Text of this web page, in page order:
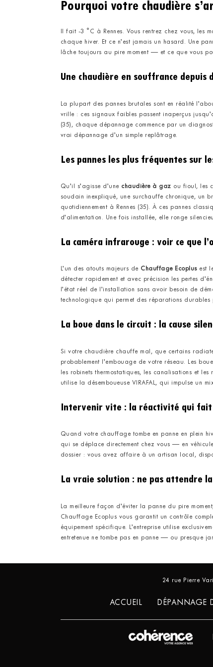
Pourquoi votre chaudière
Il fait -3 °C à Rennes. Vous rentrez chez vous, les
chaque hiver. Et ce n’est jamais un hasard. Une
lâche toujours au pire moment — et ce que vous
Une chaudière en souffrance depuis
La plupart des pannes brutales sont en réalité
vrille : ces signaux faibles passent inaperçus
(35), chaque dépannage commence par un
vrai dépannage d’un simple replâtrage.
Les pannes les plus fréquentes sur
Qu’il s’agisse d’une chaudière à gaz ou fioul, les
soudain inexpliqué, une surchauffe chronique, un
quotidiennement à Rennes (35). À ces pannes
d’alimentation. Une fois installée, elle ronge
La caméra infrarouge : voir ce que
L’un des atouts majeurs de Chauffage Ecoplusest
détecter rapidement et avec précision les pertes
l’état réel de l’installation sans avoir besoin de
technologique qui permet des réparations
La boue dans le circuit : la cause
Si votre chaudière chauffe mal, que certains
probablement l’embouage de votre réseau. Les
les robinets thermostatiques, les canalisations et
utilise la désemboueuse VIRAFAL, qui impulse un
Intervenir vite : la réactivité qui
Quand votre chauffage tombe en panne en plein
qui se déplace directement chez vous — en
dossier : vous avez affaire à un artisan local,
La vraie solution : ne pas attendre
La meilleure façon d’éviter la panne du pire
Chauffage Ecoplus vous garantit un contrôle
équipement spécifique. L’entreprise utilise
entretenue ne tombe pas en panne — ou presque
24 rue Pierre
ACCUEIL DÉPANNAGE